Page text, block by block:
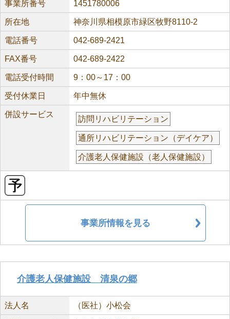
事業所番号 1451780006
所在地 神奈川県相模原市緑区牧野8110-2
電話番号 042-689-2421
FAX番号 042-689-2422
電話受付時間 9：00～17：00
受付休業日 年中無休
併設サービス
訪問リハビリテーション
通所リハビリテーション（デイケア）
介護老人保健施設（老人保健施設）
事業所情報を見る
介護老人保健施設 清泉の郷
法人名 （医社）小松会